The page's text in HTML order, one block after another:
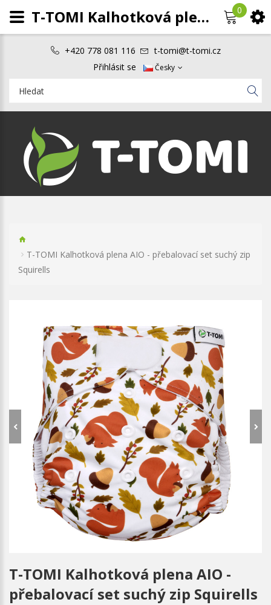
+420 778 081 116
t-tomi@t-tomi.cz
Přihlásit se
Česky
0
T-TOMI Kalhotková plena AIO - přebalovací set suchý zip
Squirells
T-TOMI Kalhotková plena AIO -
přebalovací set suchý zip Squirells
T-TOMI Kalhotková plena AIO - přebalovací set suchý zip Squirells